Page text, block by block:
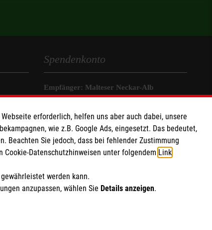
Spendenkonto
Empfänger: Malteser Neckar-Alb
BIC: BFSWDE33XXX (Bank für
Sozialwirtschaft)
Soziale Netzwerke
erforderlich, helfen uns aber auch dabei, unsere
wie z.B. Google Ads, eingesetzt. Das bedeutet,
Beachten Sie jedoch, dass bei fehlender Zustimmung
Datenschutzhinweisen unter folgendem Link
werden kann.
anzupassen, wählen Sie Details anzeigen.